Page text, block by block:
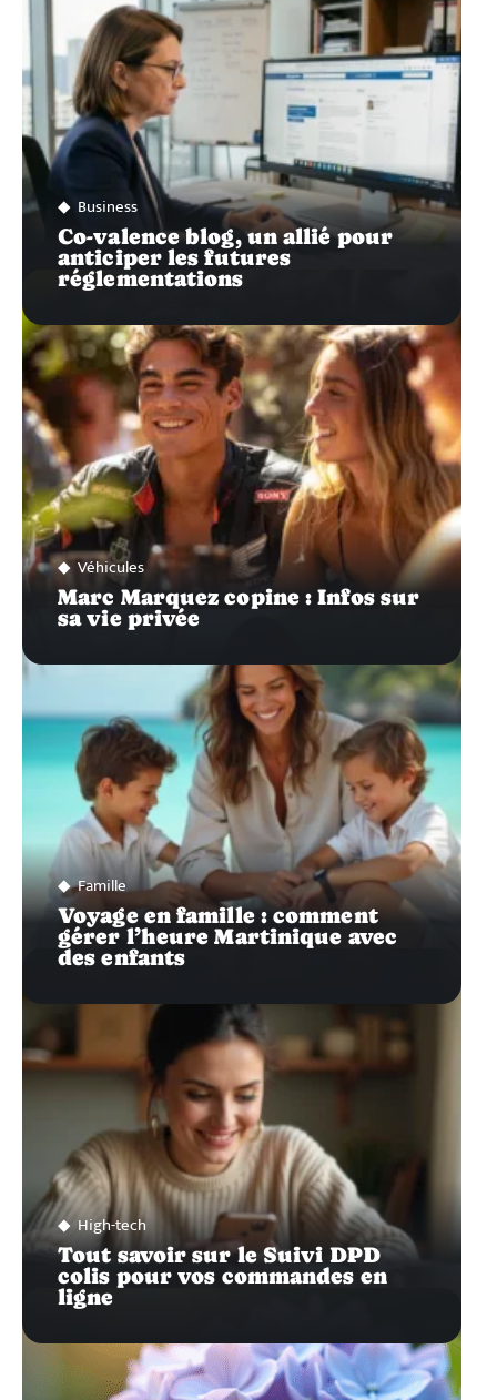
Business
Co-valence blog, un allié pour
anticiper les futures
réglementations
Véhicules
Marc Marquez copine : Infos sur
sa vie privée
Famille
Voyage en famille : comment
gérer l’heure Martinique avec
des enfants
High-tech
Tout savoir sur le Suivi DPD
colis pour vos commandes en
ligne